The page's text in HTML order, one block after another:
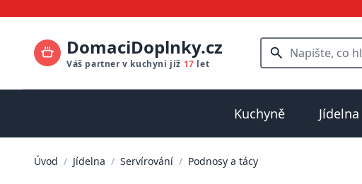
DomaciDoplnky.cz
Váš partner v kuchyni již 17 let
Kuchyně Jídelna
Úvod / Jídelna / Servírování / Podnosy a tácy